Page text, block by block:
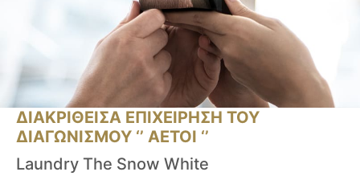
ΔΙΑΚΡΙΘΕΙΣΑ ΕΠΙΧΕΙΡΗΣΗ ΤΟΥ
ΔΙΑΓΩΝΙΣΜΟΥ ‘’ ΑΕΤΟΙ ‘’
Laundry The Snow White